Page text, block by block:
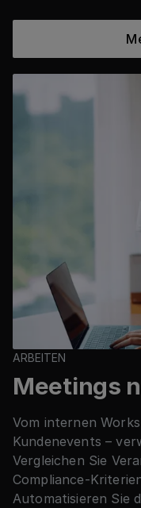
ARBEITEN
Meetings
Vom internen
Kundenevents –
Vergleichen Sie
Compliance-
Automatisieren Sie